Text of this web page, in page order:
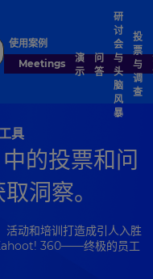
使用案例
Meetings
演
示
问
答
研
讨
会
与
头
脑
风
暴
投
票
与
调
查
具
的投票和问
洞察。
活动和培训打造成引人入胜
360——终极的员工